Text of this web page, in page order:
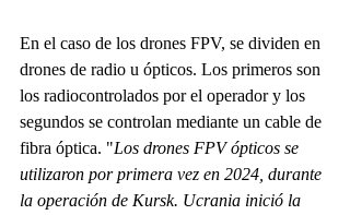
En el caso de los drones FPV, se dividen en
drones de radio u ópticos. Los primeros son
los radiocontrolados por el operador y los
segundos se controlan mediante un cable de
fibra óptica. "Los drones FPV ópticos se
utilizaron por primera vez en 2024, durante
la operación de Kursk. Ucrania inició la